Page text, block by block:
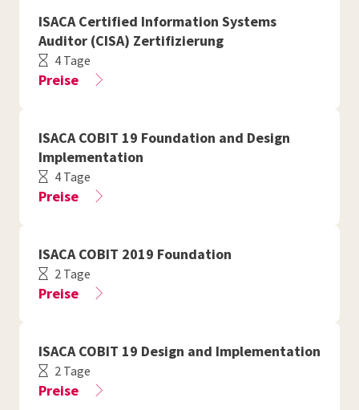
ISACA Certified Information Systems
Auditor (CISA) Zertifizierung
4 Tage
Preise
ISACA COBIT 19 Foundation and Design
Implementation
4 Tage
Preise
ISACA COBIT 2019 Foundation
2 Tage
Preise
ISACA COBIT 19 Design and Implementation
2 Tage
Preise